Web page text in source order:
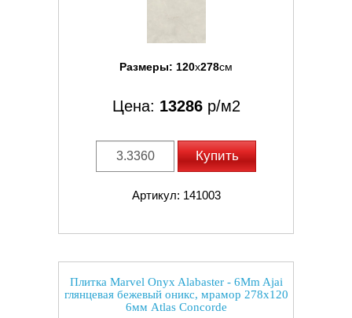
Размеры: 120x278см
Цена: 13286р/м2
Купить
Артикул: 141003
Плитка Marvel Onyx Alabaster - 6Mm Ajai
глянцевая бежевый оникс, мрамор 278x120
6мм Atlas Concorde